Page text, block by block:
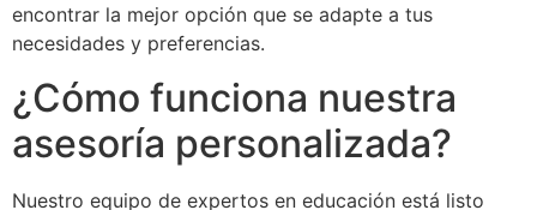
encontrar la mejor opción que se adapte a tus
necesidades y preferencias.
¿Cómo funciona nuestra
asesoría personalizada?
Nuestro equipo de expertos en educación está listo